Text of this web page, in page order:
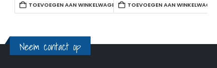
TOEVOEGEN AAN WINKELWAGEN TOEVOEGEN AAN
Neem contact op